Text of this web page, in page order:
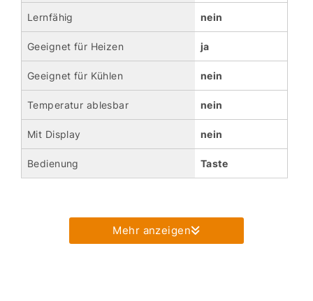
Lernfähig nein
Geeignet für Heizen ja
Geeignet für Kühlen nein
Temperatur ablesbar nein
Mit Display nein
Bedienung Taste
Mehr anzeigen